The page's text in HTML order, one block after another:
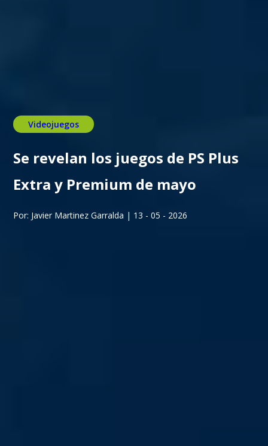
Videojuegos
Se revelan los juegos de PS Plus
Extra y Premium de mayo
Por: Javier Martinez Garralda | 13 - 05 - 2026